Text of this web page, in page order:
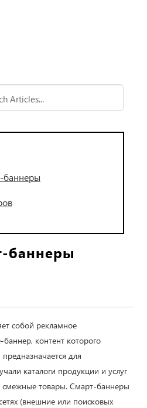
баннеры
баннеры
собой рекламное
контент которого
для
каталоги продукции и услуг
смежные товары. Смарт-баннеры
(внешние или поисковых